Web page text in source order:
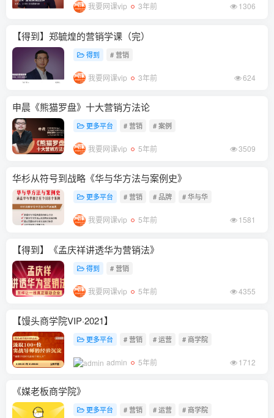
我要网课vip 3年前 1306
【得到】郑毓煌的营销学课（完）
得到 # 营销
我要网课vip 3年前 624
申晨《熊猫罗盘》十大营销方法论
更多平台 # 营销 # 案例
我要网课vip 5年前 3509
华杉从符号到战略《华与华方法与案例史》
更多平台 # 营销 # 品牌 # 华与华
我要网课vip 5年前 1581
【得到】《孟庆祥讲透华为营销法》
得到 # 营销
我要网课vip 5年前 4355
【馒头商学院VIP·2021】
更多平台 # 营销 # 运营 # 商学院
admin 5年前 1712
《媒老板商学院》
更多平台 # 营销 # 运营 # 商学院